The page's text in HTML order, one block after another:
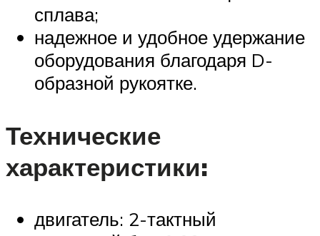
сплава;
надежное и удобное удержание
оборудования благодаря D-
образной рукоятке.
Технические
характеристики:
двигатель: 2-тактный